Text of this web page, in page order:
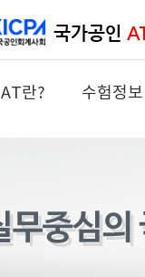
AT란? 수험정보